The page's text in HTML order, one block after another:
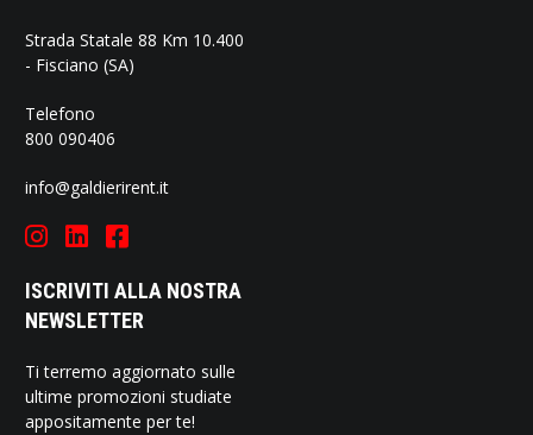
Strada Statale 88 Km 10.400
- Fisciano (SA)
Telefono
800 090406
info@galdierirent.it
ISCRIVITI ALLA NOSTRA
NEWSLETTER
Ti terremo aggiornato sulle
ultime promozioni studiate
appositamente per te!